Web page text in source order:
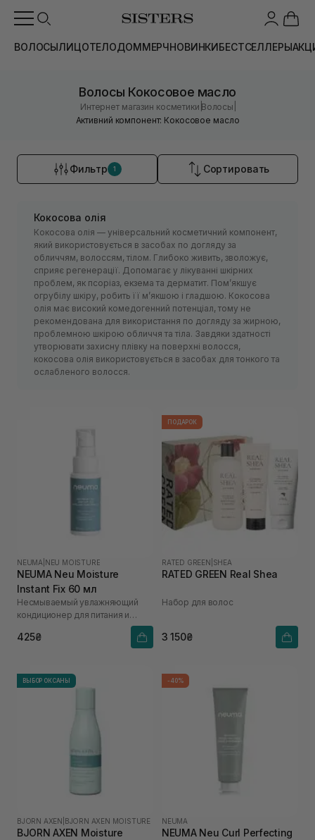
ВОЛОСЫЛИЦОТЕЛОДОММЕРЧНОВИНКИБЕСТСЕЛЛЕРЫ
Волосы Кокосовое масло
Интернет магазин косметики |Волосы
Активний компонент: Кокосовое масло
Фильтр 1 Сортировать
Кокосова олія
Кокосова олія — універсальний косметичний компонент,
який використовується в засобах по догляду за
обличчям, волоссям, тілом. Глибоко живить, зволожує,
сприяє регенерації. Допомагає у лікуванні шкірних
проблем, як псоріаз, екзема та дерматит. Помʼякшує
огрубілу шкіру, робить її мʼякшою і гладшою. Кокосова
олія має високий комедогенний потенціал, тому не
рекомендована для використання по догляду за жирною,
проблемною шкірою обличчя та тіла. Завдяки здатності
утворювати захисну плівку на поверхні волосся,
кокосова олія використовується в засобах для тонкого та
ослабленого волосся.
NEUMA NEU MOISTURE
NEUMA Neu Moisture
Instant Fix 60 мл
Несмываемый увлажняющий
кондиционер для питания и
425₴
ПОДАРОК
RATED GREEN SHEA
RATED GREEN Real Shea
Набор для волос
3 150₴
ВЫБОР ОКСАНЫ
BJORN AXEN BJORN AXEN MOISTURE
BJORN AXEN Moisture
-40%
NEUMA
NEUMA Neu Curl Perfecting